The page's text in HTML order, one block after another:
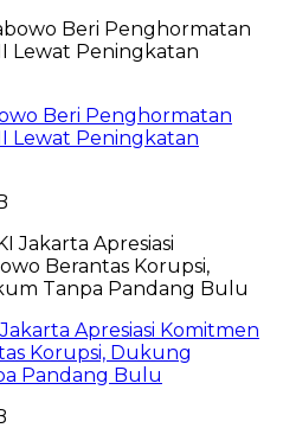
Beri Penghormatan
Lewat Peningkatan
Apresiasi Komitmen
Korupsi, Dukung
Pandang Bulu